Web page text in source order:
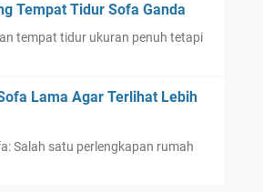
Tempat Tidur Sofa Ganda
tempat tidur ukuran penuh tetapi
Lama Agar Terlihat Lebih
Salah satu perlengkapan rumah